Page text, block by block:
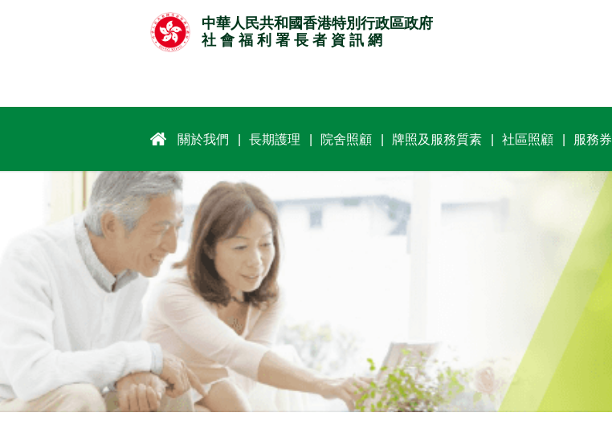
中華人民共和國香港特別行政區政府
社 會 福 利 署 長 者 資 訊 網
關於我們 長期護理 院舍照顧 牌照及服務質素 社區照顧 服務券